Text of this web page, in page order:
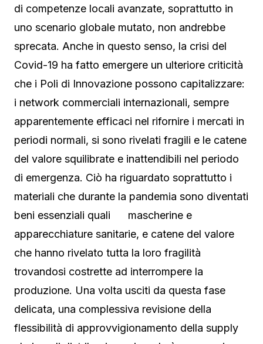
di competenze locali avanzate, soprattutto in
uno scenario globale mutato, non andrebbe
sprecata. Anche in questo senso, la crisi del
Covid-19 ha fatto emergere un ulteriore criticità
che i Poli di Innovazione possono capitalizzare:
i network commerciali internazionali, sempre
apparentemente efficaci nel rifornire i mercati in
periodi normali, si sono rivelati fragili e le catene
del valore squilibrate e inattendibili nel periodo
di emergenza. Ciò ha riguardato soprattutto i
materiali che durante la pandemia sono diventati
beni essenziali quali mascherine e
apparecchiature sanitarie, e catene del valore
che hanno rivelato tutta la loro fragilità
trovandosi costrette ad interrompere la
produzione. Una volta usciti da questa fase
delicata, una complessiva revisione della
flessibilità di approvvigionamento della supply